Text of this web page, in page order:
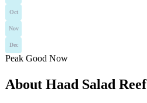
Oct
Nov
Dec
Peak Good Now
About Haad Salad Reef